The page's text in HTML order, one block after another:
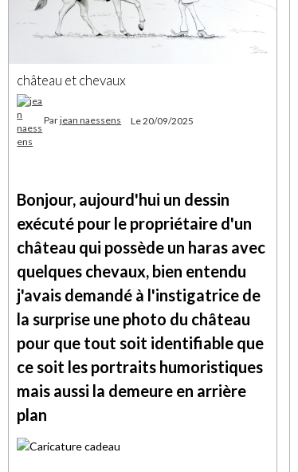
château et chevaux
Parjean naessens Le 20/09/2025
Bonjour, aujourd'hui un dessin
exécuté pour le propriétaire d'un
château qui possède un haras avec
quelques chevaux, bien entendu
j'avais demandé à l'instigatrice de
la surprise une photo du château
pour que tout soit identifiable que
ce soit les portraits humoristiques
mais aussi la demeure en arrière
plan